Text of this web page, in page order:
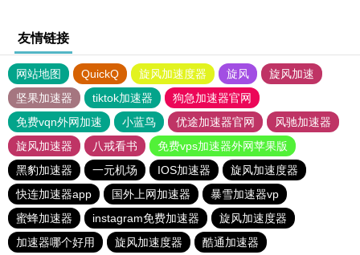
友情链接
网站地图 QuickQ 旋风加速度器 旋风
旋风加速
坚果加速器
tiktok加速器
狗急加速器官网
免费vqn外网加速
小蓝鸟 优途加速器官网
风驰加速器
旋风加速器
八戒看书
免费vps加速器外网苹果版
黑豹加速器
一元机场 IOS加速器
旋风加速度器
快连加速器app
国外上网加速器
暴雪加速器vp
蜜蜂加速器
instagram免费加速器
旋风加速度器
加速器哪个好用
旋风加速度器 酷通加速器